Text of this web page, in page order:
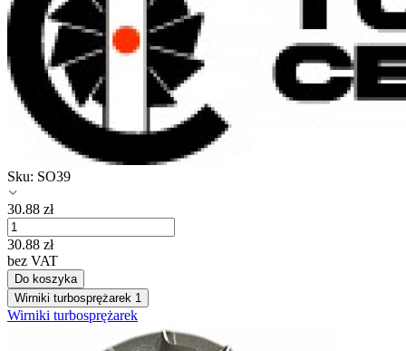
Sku: SO39
30.88 zł
30.88 zł
bez VAT
Do koszyka
Wirniki turbosprężarek 1
Wirniki turbosprężarek